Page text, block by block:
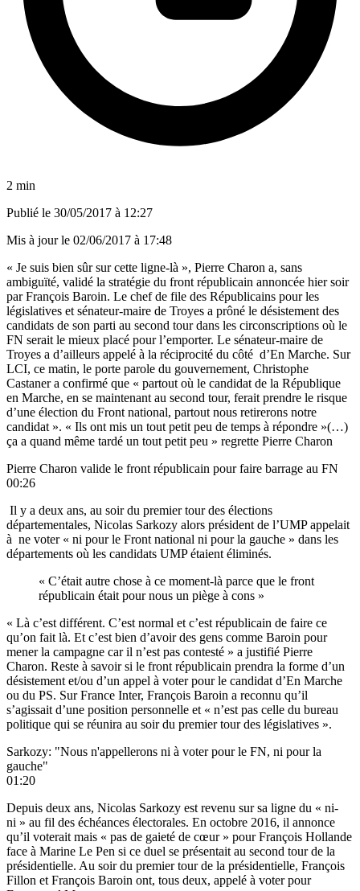
2 min
Publié le 30/05/2017 à 12:27
Mis à jour le 02/06/2017 à 17:48
« Je suis bien sûr sur cette ligne-là », Pierre Charon a, sans
ambiguïté, validé la stratégie du front républicain annoncée hier soir
par François Baroin. Le chef de file des Républicains pour les
législatives et sénateur-maire de Troyes a prôné le désistement des
candidats de son parti au second tour dans les circonscriptions où le
FN serait le mieux placé pour l’emporter. Le sénateur-maire de
Troyes a d’ailleurs appelé à la réciprocité du côté d’En Marche. Sur
LCI, ce matin, le porte parole du gouvernement, Christophe
Castaner a confirmé que « partout où le candidat de la République
en Marche, en se maintenant au second tour, ferait prendre le risque
d’une élection du Front national, partout nous retirerons notre
candidat ». « Ils ont mis un tout petit peu de temps à répondre »(…)
ça a quand même tardé un tout petit peu » regrette Pierre Charon
Pierre Charon valide le front républicain pour faire barrage au FN
00:26
Il y a deux ans, au soir du premier tour des élections
départementales, Nicolas Sarkozy alors président de l’UMP appelait
à ne voter « ni pour le Front national ni pour la gauche » dans les
départements où les candidats UMP étaient éliminés.
« C’était autre chose à ce moment-là parce que le front
républicain était pour nous un piège à cons »
« Là c’est différent. C’est normal et c’est républicain de faire ce
qu’on fait là. Et c’est bien d’avoir des gens comme Baroin pour
mener la campagne car il n’est pas contesté » a justifié Pierre
Charon. Reste à savoir si le front républicain prendra la forme d’un
désistement et/ou d’un appel à voter pour le candidat d’En Marche
ou du PS. Sur France Inter, François Baroin a reconnu qu’il
s’agissait d’une position personnelle et « n’est pas celle du bureau
politique qui se réunira au soir du premier tour des législatives ».
Sarkozy: "Nous n'appellerons ni à voter pour le FN, ni pour la
gauche"
01:20
Depuis deux ans, Nicolas Sarkozy est revenu sur sa ligne du « ni-
ni » au fil des échéances électorales. En octobre 2016, il annonce
qu’il voterait mais « pas de gaieté de cœur » pour François Hollande
face à Marine Le Pen si ce duel se présentait au second tour de la
présidentielle. Au soir du premier tour de la présidentielle, François
Fillon et François Baroin ont, tous deux, appelé à voter pour